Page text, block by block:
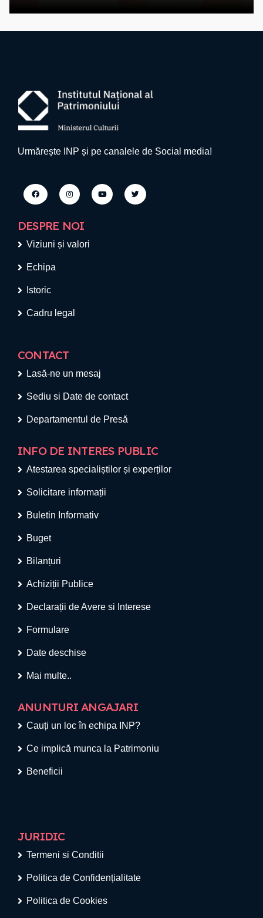
Urmărește INP și pe canalele de Social media!
DESPRE NOI
Viziuni și valori
Echipa
Istoric
Cadru legal
CONTACT
Lasă-ne un mesaj
Sediu si Date de contact
Departamentul de Presă
INFO DE INTERES PUBLIC
Atestarea specialiștilor și experților
Solicitare informații
Buletin Informativ
Buget
Bilanțuri
Achiziții Publice
Declarații de Avere si Interese
Formulare
Date deschise
Mai multe..
ANUNTURI ANGAJARI
Cauți un loc în echipa INP?
Ce implică munca la Patrimoniu
Beneficii
JURIDIC
Termeni si Conditii
Politica de Confidențialitate
Politica de Cookies